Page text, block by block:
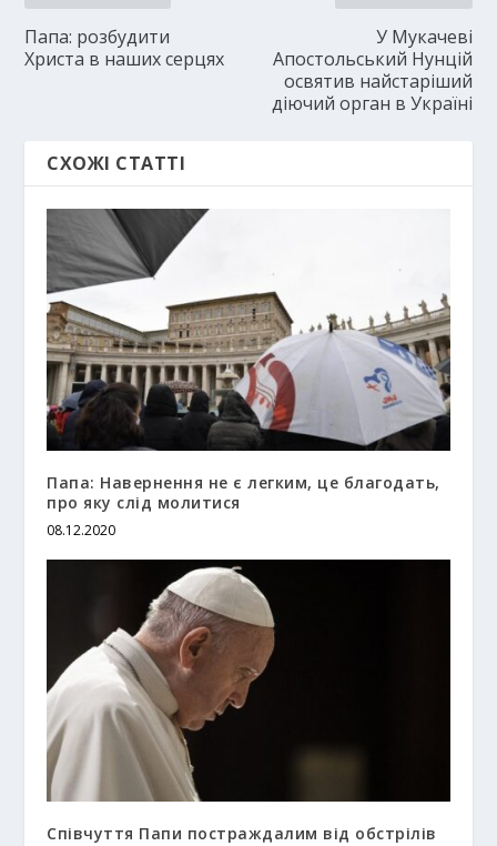
Папа: розбудити
Христа в наших серцях
У Мукачеві
Апостольський Нунцій
освятив найстаріший
діючий орган в Україні
СХОЖІ СТАТТІ
Папа: Навернення не є легким, це благодать,
про яку слід молитися
08.12.2020
Співчуття Папи постраждалим від обстрілів